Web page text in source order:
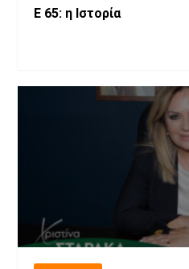
Ε 65: η Ιστορία